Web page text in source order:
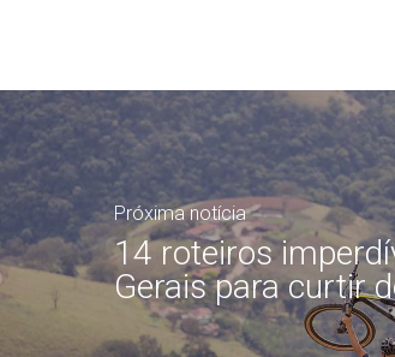
Próxima notícia
14 roteiros
Gerais para curtir